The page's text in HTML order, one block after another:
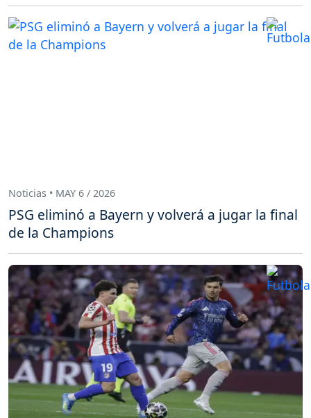
Noticias • MAY 6 / 2026
PSG eliminó a Bayern y volverá a jugar la final
de la Champions